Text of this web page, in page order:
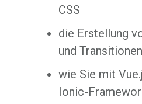
CSS
die Erstellung
und
wie Sie mit
Ionic-